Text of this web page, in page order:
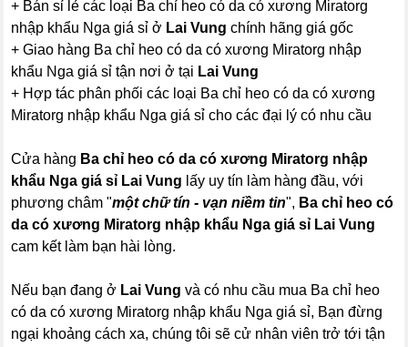
+ Bán sỉ lẻ các loại Ba chỉ heo có da có xương Miratorg
nhập khẩu Nga giá sỉ ở Lai Vung chính hãng giá gốc
+ Giao hàng Ba chỉ heo có da có xương Miratorg nhập
khẩu Nga giá sỉ tận nơi ở tại Lai Vung
+ Hợp tác phân phối các loại Ba chỉ heo có da có xương
Miratorg nhập khẩu Nga giá sỉ cho các đại lý có nhu cầu
Cửa hàng Ba chỉ heo có da có xương Miratorg nhập
khẩu Nga giá sỉ Lai Vung lấy uy tín làm hàng đầu, với
phương châm "một chữ tín - vạn niềm tin", Ba chỉ heo có
da có xương Miratorg nhập khẩu Nga giá sỉ Lai Vung
cam kết làm bạn hài lòng.
Nếu bạn đang ở Lai Vung và có nhu cầu mua Ba chỉ heo
có da có xương Miratorg nhập khẩu Nga giá sỉ, Bạn đừng
ngại khoảng cách xa, chúng tôi sẽ cử nhân viên trở tới tận